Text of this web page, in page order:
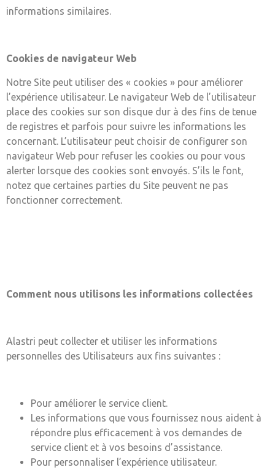
informations similaires.
Cookies de navigateur Web
Notre Site peut utiliser des « cookies » pour améliorer
l’expérience utilisateur. Le navigateur Web de l’utilisateur
place des cookies sur son disque dur à des fins de tenue
de registres et parfois pour suivre les informations les
concernant. L’utilisateur peut choisir de configurer son
navigateur Web pour refuser les cookies ou pour vous
alerter lorsque des cookies sont envoyés. S’ils le font,
notez que certaines parties du Site peuvent ne pas
fonctionner correctement.
Comment nous utilisons les informations collectées
Alastri peut collecter et utiliser les informations
personnelles des Utilisateurs aux fins suivantes :
Pour améliorer le service client.
Les informations que vous fournissez nous aident à
répondre plus efficacement à vos demandes de
service client et à vos besoins d’assistance.
Pour personnaliser l’expérience utilisateur.